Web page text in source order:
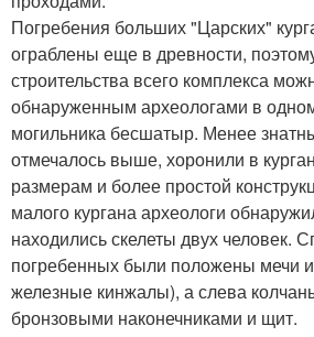
Погребения больших "Царских"
ограблены еще в древности,
строительства всего комплекса
обнаруженным археологами в
могильника бесшатыр. Менее
отмечалось выше, хоронили в
размерам и более простой
малого кургана археологи
находились скелеты двух человек.
погребенных были положены мечи
железные кинжалы), а слева
бронзовыми наконечниками и щит.